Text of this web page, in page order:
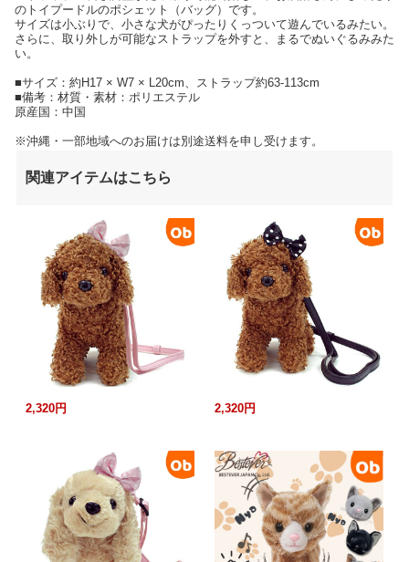
のトイプードルのポシェット（バッグ）です。
サイズは小ぶりで、小さな犬がぴったりくっついて遊んでいるみたい。
さらに、取り外しが可能なストラップを外すと、まるでぬいぐるみみた
い。
■サイズ：約H17 × W7 × L20cm、ストラップ約63-113cm
■備考：材質・素材：ポリエステル
原産国：中国
※沖縄・一部地域へのお届けは別途送料を申し受けます。
関連アイテムはこちら
2,320円 2,320円